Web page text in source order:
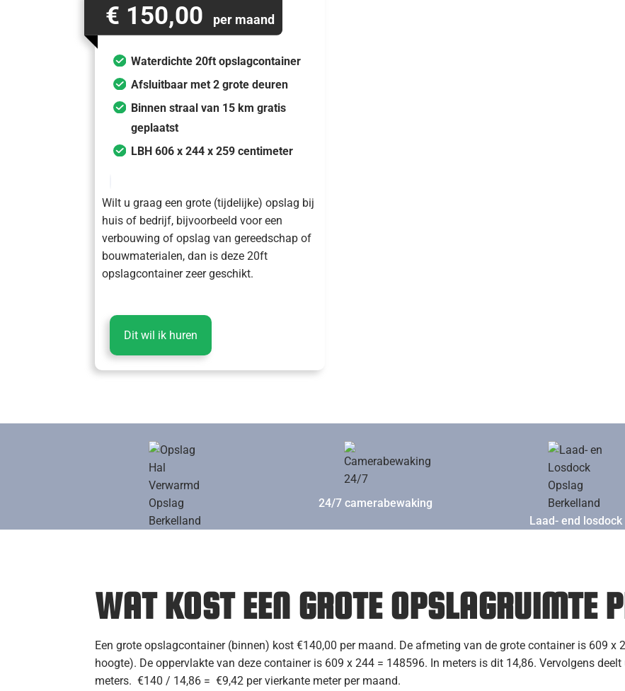
€ 150,00 per maand
Waterdichte 20ft opslagcontainer
Afsluitbaar met 2 grote deuren
Binnen straal van 15 km gratis
geplaatst
LBH 606 x 244 x 259 centimeter
Wilt u graag een grote (tijdelijke) opslag bij
huis of bedrijf, bijvoorbeeld voor een
verbouwing of opslag van gereedschap of
bouwmaterialen, dan is deze 20ft
opslagcontainer zeer geschikt.
Dit wil ik huren
24/7 camerabewaking
Laad- end losdock
WAT KOST EEN GROTE OPSLAGRUIMTE
Een grote opslagcontainer (binnen) kost €140,00 per maand. De afmeting van de grote container is 609 x
hoogte). De oppervlakte van deze container is 609 x 244 = 148596. In meters is dit 14,86. Vervolgens
meters. €140 / 14,86 = €9,42 per vierkante meter per maand.